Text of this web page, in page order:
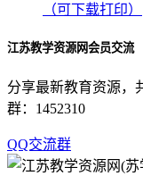
（可下载打印）
江苏教学资源网会员交流
分享最新教育资源，
群：1452310
QQ交流群